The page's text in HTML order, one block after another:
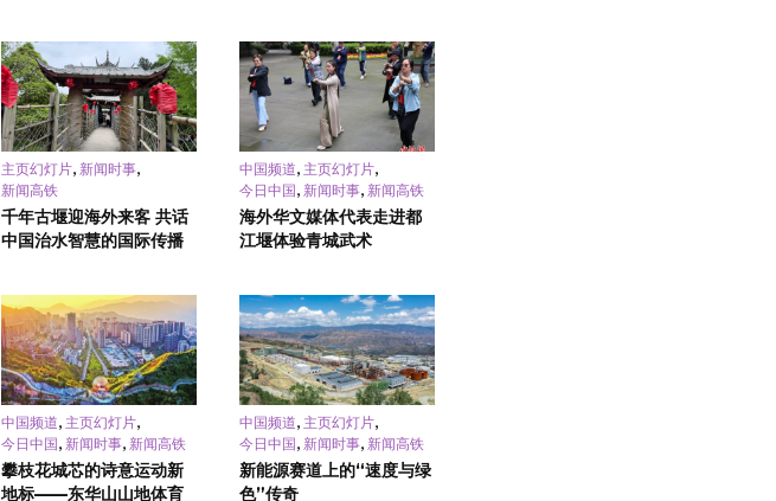
主页幻灯片, 新闻时事,
新闻高铁
千年古堰迎海外来客 共话
中国治水智慧的国际传播
中国频道, 主页幻灯片,
今日中国, 新闻时事, 新闻高铁
海外华文媒体代表走进都
江堰体验青城武术
中国频道 主页幻灯片
今日中国 新闻时事 新闻高铁
攀枝花城芯的诗意运动新
地标——东华山山地体育
中国频道 主页幻灯片
今日中国 新闻时事 新闻高铁
新能源赛道上的“速度与绿
色”传奇